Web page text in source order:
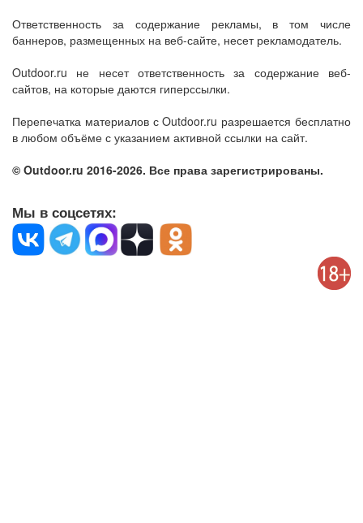
Ответственность за содержание рекламы, в том числе
баннеров, размещенных на веб-сайте, несет рекламодатель.
Outdoor.ru не несет ответственность за содержание веб-
сайтов, на которые даются гиперссылки.
Перепечатка материалов с Outdoor.ru разрешается бесплатно
в любом объёме с указанием активной ссылки на сайт.
© Outdoor.ru 2016-2026. Все права зарегистрированы.
Мы в соцсетях: